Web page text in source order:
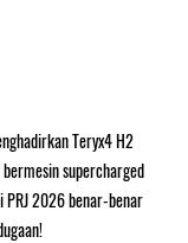
Teryx4 H2
supercharged
PRJ 2026 benar-benar